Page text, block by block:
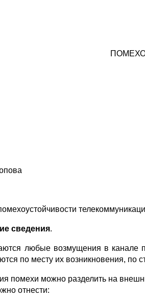
сведения.
любые возмущения в канале
по месту их возникновения, по
помехи можно разделить на
отнести: